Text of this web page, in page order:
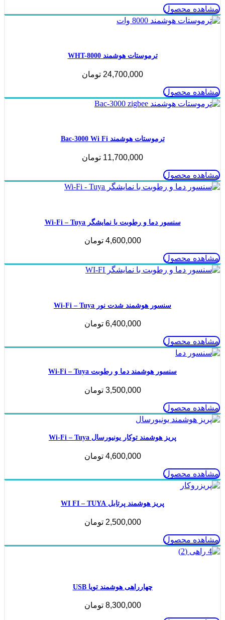
مشاهده محصول
ترموستات هوشمند WHT-8000
24,700,000 تومان
مشاهده محصول
ترموستات هوشمند Bac-3000 Wi Fi
11,700,000 تومان
مشاهده محصول
سنسور دما و رطوبت با نمایشگر Wi-Fi – Tuya
4,600,000 تومان
مشاهده محصول
سنسور هوشمند شدت نور Wi-Fi – Tuya
6,400,000 تومان
مشاهده محصول
سنسور هوشمند دما و رطوبت Wi-Fi – Tuya
3,500,000 تومان
مشاهده محصول
پریز هوشمند توکار یونیورسال Wi-Fi – Tuya
4,600,000 تومان
مشاهده محصول
پریز هوشمند پرتابل WI FI – TUYA
2,500,000 تومان
مشاهده محصول
چهارراهی هوشمند تویا USB
8,300,000 تومان